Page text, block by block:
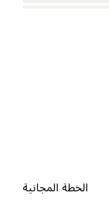
الخطة المجانية